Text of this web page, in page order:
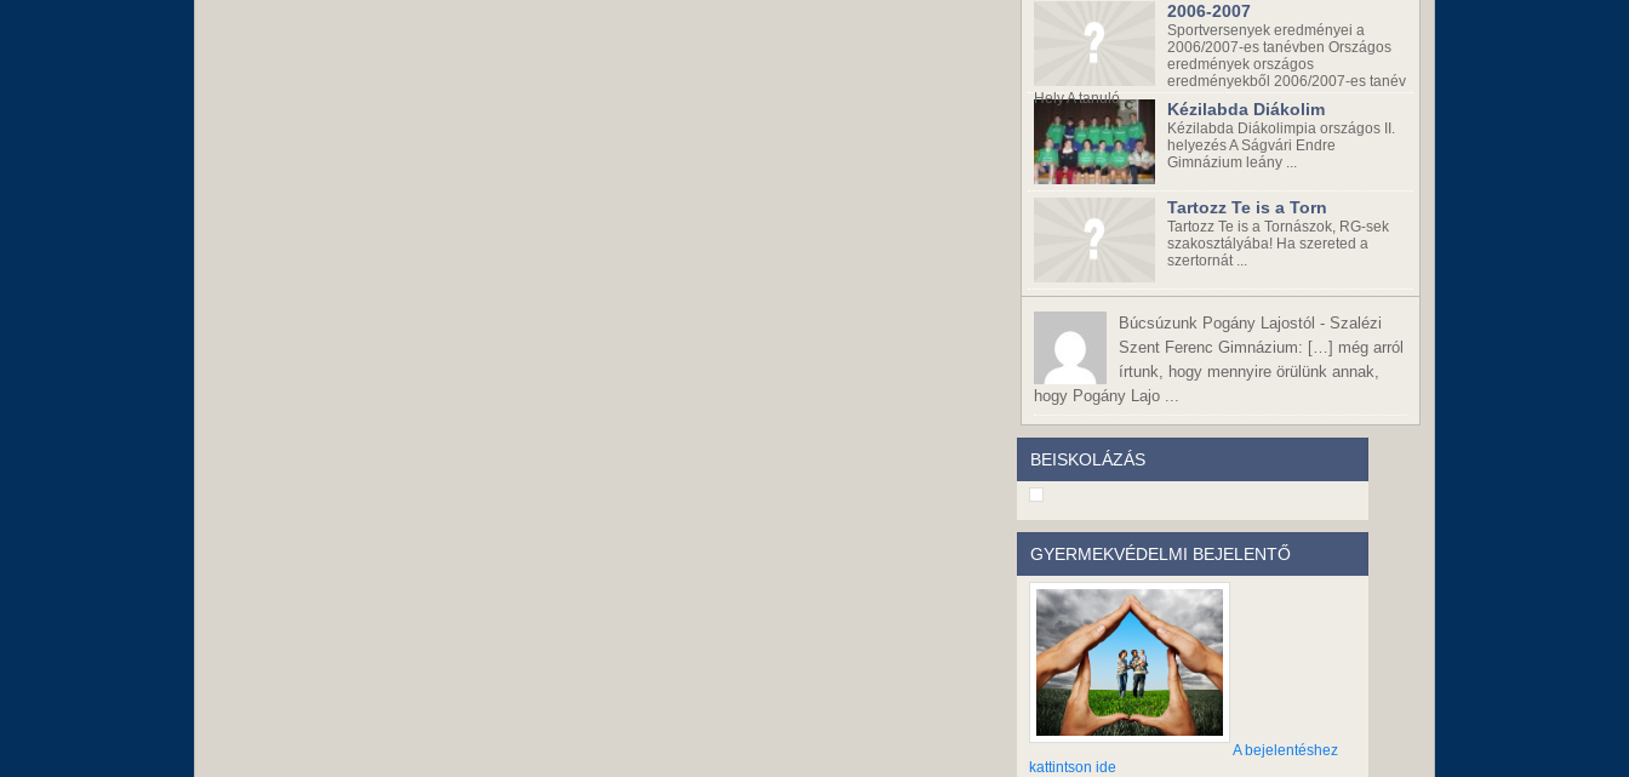
2006-2007
Sportversenyek eredményei a
2006/2007-es tanévben Országos
eredmények országos
eredményekből 2006/2007-es tanév
Hely A tanuló ...
Kézilabda Diákolim
Kézilabda Diákolimpia országos II.
helyezés A Ságvári Endre
Gimnázium leány ...
Tartozz Te is a Torn
Tartozz Te is a Tornászok, RG-sek
szakosztályába! Ha szereted a
szertornát ...
Búcsúzunk Pogány Lajostól - Szalézi
Szent Ferenc Gimnázium: […] még arról
írtunk, hogy mennyire örülünk annak,
hogy Pogány Lajo ...
BEISKOLÁZÁS
GYERMEKVÉDELMI BEJELENTŐ
A bejelentéshez
kattintson ide